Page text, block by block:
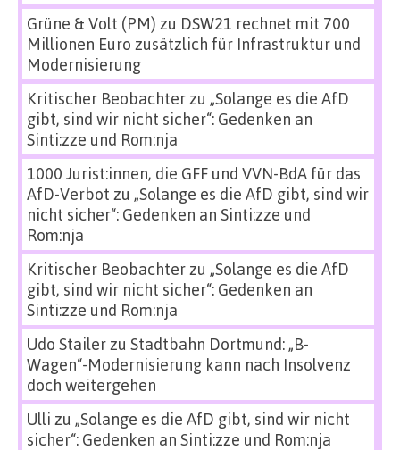
Grüne & Volt (PM) zu DSW21 rechnet mit 700
Millionen Euro zusätzlich für Infrastruktur und
Modernisierung
Kritischer Beobachterzu „Solange es die AfD
gibt, sind wir nicht sicher“: Gedenken an
Sinti:zze und Rom:nja
1000 Jurist:innen, die GFF und VVN-BdA für das
AfD-Verbot zu „Solange es die AfD gibt, sind wir
nicht sicher“: Gedenken an Sinti:zze und
Rom:nja
Kritischer Beobachterzu „Solange es die AfD
gibt, sind wir nicht sicher“: Gedenken an
Sinti:zze und Rom:nja
Udo Stailerzu Stadtbahn Dortmund: „B-
Wagen“-Modernisierung kann nach Insolvenz
doch weitergehen
Ulli zu „Solange es die AfD gibt, sind wir nicht
sicher“: Gedenken an Sinti:zze und Rom:nja